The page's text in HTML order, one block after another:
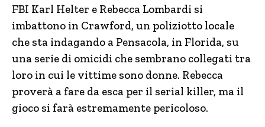
FBI Karl Helter e Rebecca Lombardi si
imbattono in Crawford, un poliziotto locale
che sta indagando a Pensacola, in Florida, su
una serie di omicidi che sembrano collegati tra
loro in cui le vittime sono donne. Rebecca
proverà a fare da esca per il serial killer, ma il
gioco si farà estremamente pericoloso.